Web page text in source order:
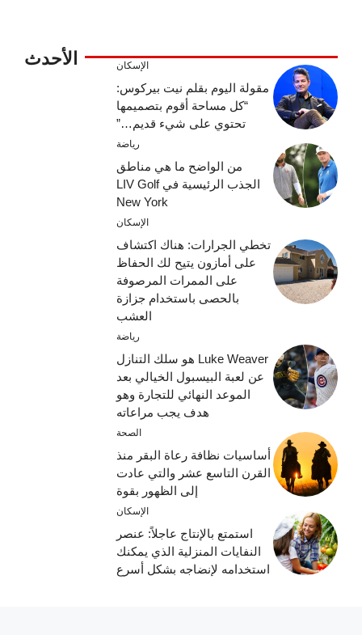
الأحدث الإسكان
مقولة اليوم بقلم نيت بيركوس:
“كل مساحة أقوم بتصميمها
تحتوي على شيء قديم…”
رياضة
من الواضح ما هي مناطق
الجذب الرئيسية في LIV Golf
New York
الإسكان
تخطي الجرارات: هناك اكتشاف
على أمازون يتيح لك الحفاظ
على الممرات المرصوفة
بالحصى باستخدام جزازة
العشب
رياضة
Luke Weaver هو سلك التنازل
عن لعبة البيسبول الخيالي بعد
الموعد النهائي للتجارة وهو
هدف يجب مراعاته
الصحة
أساسيات نظافة رعاة البقر منذ
القرن التاسع عشر والتي عادت
إلى الظهور بقوة
الإسكان
استمتع بالإنتاج عاجلاً: عنصر
النفايات المنزلية الذي يمكنك
استخدامه لإنضاجه بشكل أسرع